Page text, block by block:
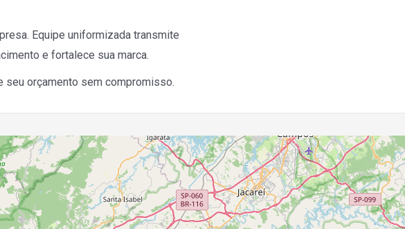
Equipe uniformizada transmite
e fortalece sua marca.
seu orçamento sem compromisso.